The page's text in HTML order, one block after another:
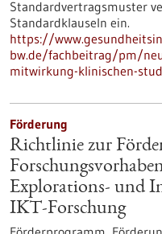
Standardvertragsmuster
Standardklauseln ein.
https://
bw.de/fachbeitrag/pm/
mitwirkung-klinischen-
Förderung
Richtlinie zur
Explorations- und
IKT-Forschung